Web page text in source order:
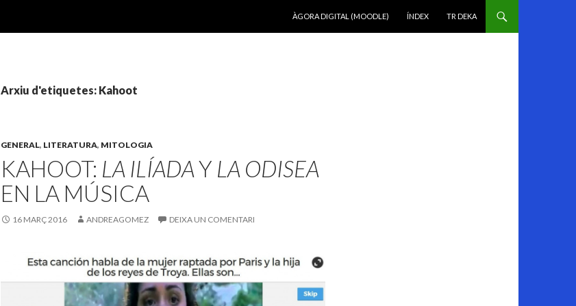
ÀGORA DIGITAL (MOODLE)
ÍNDEX TR DEKA
Arxiu d'etiquetes: Kahoot
GENERAL, LITERATURA, MITOLOGIA
KAHOOT: LA ILÍADAY LA ODISEA
EN LA MÚSICA
16 MARÇ 2016 ANDREAGOMEZ DEIXA UN COMENTARI